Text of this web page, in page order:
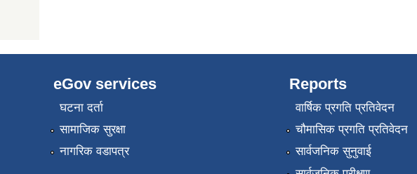
eGov services
घटना दर्ता
सामाजिक सुरक्षा
नागरिक वडापत्र
Reports
वार्षिक प्रगति प्रतिवेदन
चौमासिक प्रगति प्रतिवेदन
सार्वजनिक सुनुवाई